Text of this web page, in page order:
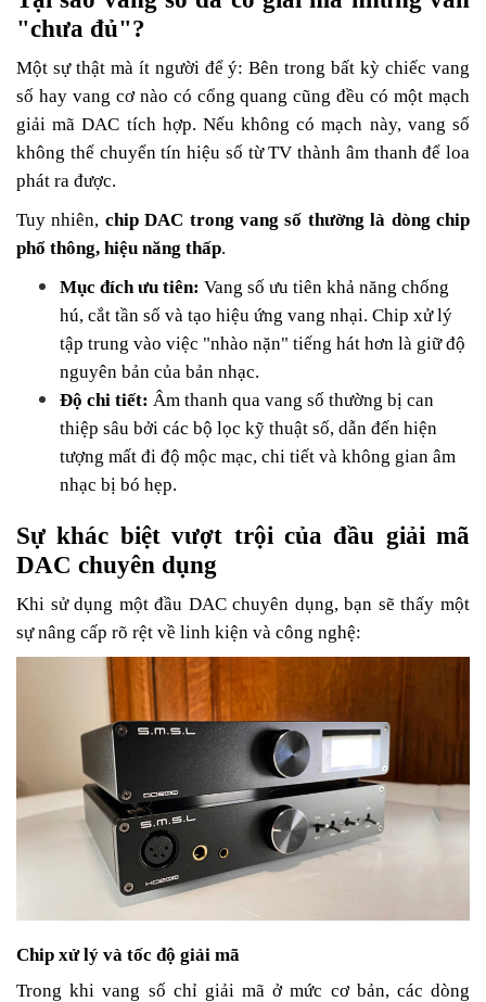
"chưa đủ"?
Một sự thật mà ít người để ý: Bên trong bất kỳ chiếc vang
số hay vang cơ nào có cổng quang cũng đều có một mạch
giải mã DAC tích hợp. Nếu không có mạch này, vang số
không thể chuyển tín hiệu số từ TV thành âm thanh để loa
phát ra được.
Tuy nhiên, chip DAC trong vang số thường là dòng chip
phổ thông, hiệu năng thấp.
Mục đích ưu tiên: Vang số ưu tiên khả năng chống
hú, cắt tần số và tạo hiệu ứng vang nhại. Chip xử lý
tập trung vào việc "nhào nặn" tiếng hát hơn là giữ độ
nguyên bản của bản nhạc.
Độ chi tiết: Âm thanh qua vang số thường bị can
thiệp sâu bởi các bộ lọc kỹ thuật số, dẫn đến hiện
tượng mất đi độ mộc mạc, chi tiết và không gian âm
nhạc bị bó hẹp.
Sự khác biệt vượt trội của đầu giải mã
DAC chuyên dụng
Khi sử dụng một đầu DAC chuyên dụng, bạn sẽ thấy một
sự nâng cấp rõ rệt về linh kiện và công nghệ:
Chip xử lý và tốc độ giải mã
Trong khi vang số chỉ giải mã ở mức cơ bản, các dòng